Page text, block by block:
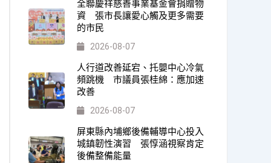
全聯慶祥慈善事業基金會捐贈物
資 張市長讓愛心觸及更多需要
的市民
2026-08-07
人行道改善延宕、托嬰中心冷氣
頻跳機 市議員張桂綿：應加速
改善
2026-08-07
屏東縣內埔鄉後備輔導中心投入
城鎮韌性演習 張惇涵視察肯定
後備整備能量